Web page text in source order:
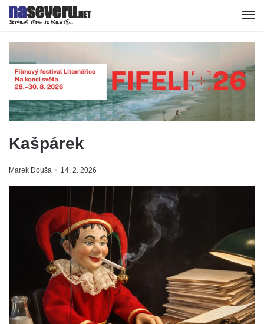
Kašpárek
Marek Douša 14. 2. 2026